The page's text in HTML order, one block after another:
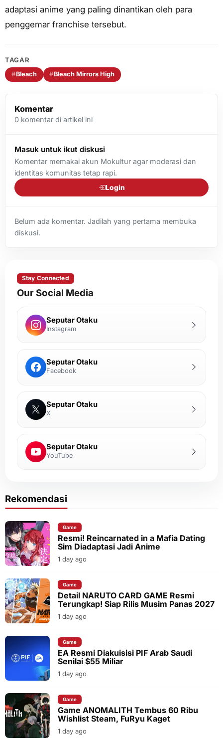
adaptasi anime yang paling dinantikan oleh para
penggemar franchise tersebut.
TAGAR
#Bleach #Bleach Mirrors High
Komentar
0 komentar di artikel ini
Masuk untuk ikut diskusi
Komentar memakai akun Mokultur agar moderasi dan
identitas komunitas tetap rapi.
Login
Belum ada komentar. Jadilah yang pertama membuka
diskusi.
Stay Connected
Our Social Media
Seputar Otaku
Instagram
Seputar Otaku
Facebook
Seputar Otaku
X
Seputar Otaku
YouTube
Rekomendasi
Game
Resmi! Reincarnated in a Mafia Dating
Sim Diadaptasi Jadi Anime
1 day ago
Game
Detail NARUTO CARD GAME Resmi
Terungkap! Siap Rilis Musim Panas 2027
1 day ago
Game
EA Resmi Diakuisisi PIF Arab Saudi
Senilai $55 Miliar
1 day ago
Game
Game ANOMALITH Tembus 60 Ribu
Wishlist Steam, FuRyu Kaget
1 day ago